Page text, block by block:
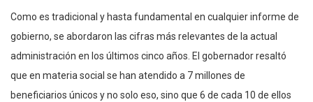
Como es tradicional y hasta fundamental en cualquier informe de
gobierno, se abordaron las cifras más relevantes de la actual
administración en los últimos cinco años. El gobernador resaltó
que en materia social se han atendido a 7 millones de
beneficiarios únicos y no solo eso, sino que 6 de cada 10 de ellos